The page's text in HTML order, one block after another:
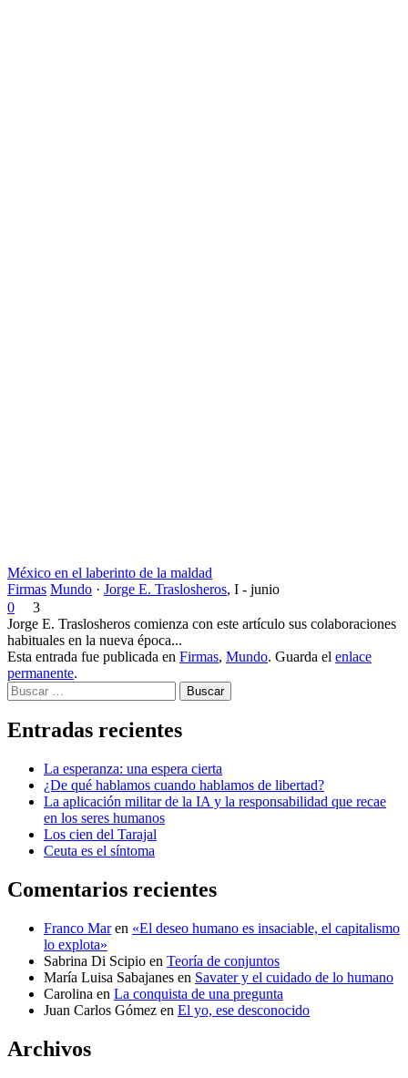
México en el laberinto de la maldad
Firmas Mundo · Jorge E. Traslosheros, I - junio
0
3
Jorge E. Traslosheros comienza con este artículo sus colaboraciones
habituales en la nueva época...
Esta entrada fue publicada en Firmas, Mundo. Guarda el enlace
permanente.
Buscar
Entradas recientes
La esperanza: una espera cierta
¿De qué hablamos cuando hablamos de libertad?
La aplicación militar de la IA y la responsabilidad que recae
en los seres humanos
Los cien del Tarajal
Ceuta es el síntoma
Comentarios recientes
Franco Maren «El deseo humano es insaciable, el capitalismo
lo explota»
Sabrina Di Scipio en Teoría de conjuntos
María Luisa Sabajanes en Savater y el cuidado de lo humano
Carolina en La conquista de una pregunta
Juan Carlos Gómez en El yo, ese desconocido
Archivos